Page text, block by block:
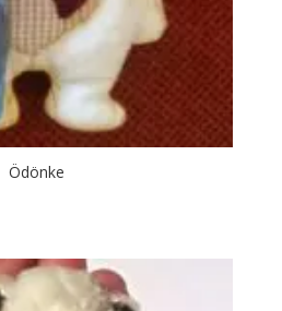
Ödönke